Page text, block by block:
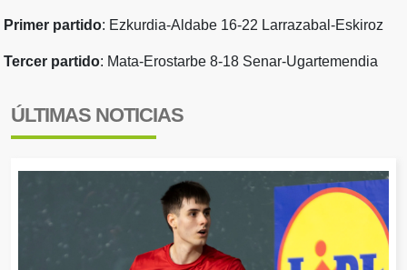
Primer partido: Ezkurdia-Aldabe 16-22 Larrazabal-Eskiroz
Tercer partido: Mata-Erostarbe 8-18 Senar-Ugartemendia
ÚLTIMAS NOTICIAS